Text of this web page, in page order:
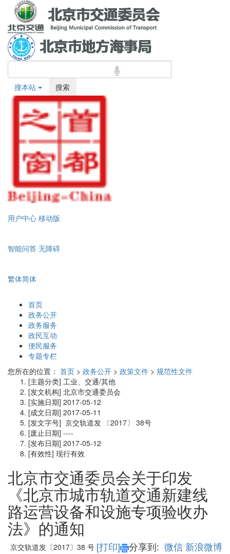
搜本站 搜索
用户中心 移动版
智能问答 无障碍
繁体简体
首页
政务公开
政务服务
政民互动
便民服务
专题专栏
您所在的位置： 首页 > 政务公开 > 政策文件 > 规范性文件
[主题分类] 工业、交通/其他
[发文机构] 北京市交通委员会
[实施日期] 2017-05-12
[成文日期] 2017-05-11
[发文字号] 京交轨道发 〔2017〕 38号
[废止日期] ----
[发布日期] 2017-05-12
[有效性] 现行有效
北京市交通委员会关于印发
《北京市城市轨道交通新建线
路运营设备和设施专项验收办
法》的通知
[打印] 分享到: 微信 新浪微博
京交轨道发〔2017〕38 号